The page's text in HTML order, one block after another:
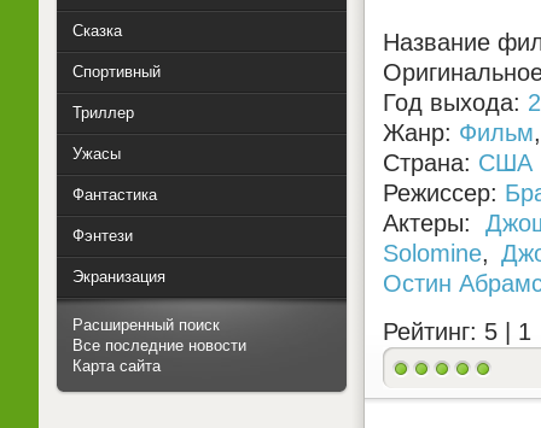
Название
Год выхода:
Жанр: Фильм
Страна: США
Режиссер:
Актеры:
Solomine,
Остин
Рейтинг: 5 | 1
Сказка
Спортивный
Триллер
Ужасы
Фантастика
Фэнтези
Экранизация
Расширенный поиск
Все последние новости
Карта сайта